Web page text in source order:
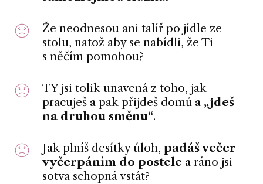
Že neodnesou ani talíř po jídle ze
stolu, natož aby se nabídli, že Ti
s něčím pomohou?
TY jsi tolik unavená z toho, jak
pracuješ a pak přijdeš domů a „jdeš
na druhou směnu“.
Jak plníš desítky úloh, padáš večer
vyčerpáním do postele a ráno jsi
sotva schopná vstát?